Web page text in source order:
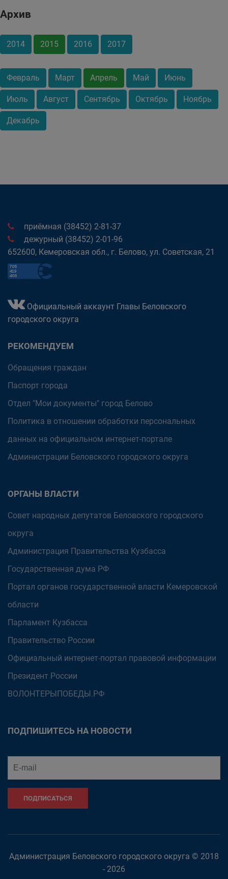
Архив
2014 2015 2016 2017
Февраль Март Апрель Май Июнь
Июль Август Сентябрь Октябрь Ноябрь
Декабрь
приёмная (38452) 2-81-37
дежурный (38452) 2-01-96
652600, Кемеровская обл., г. Белово, ул. Советская, 21
Официальный аккаунт Главы Беловского
городского округа
РЕКОМЕНДУЕМ
Обращения граждан
Паспорт города
Отдел "Мои документы" город Белово
Политика в отношении обработки персональных
данных на официальном интернет-портале
Администрации Беловского городского округа
ОРГАНЫ ВЛАСТИ
Совет народных депутатов Беловского городского
округа
Администрация Правительства Кузбасса
Государственная дума РФ
Портал органов государственной власти Кемеровской
области
Парламент Кузбасса
Правительство России
Официальный интернет-портал правовой информации
Президент России
ВОЛОНТЕРЫПОБЕДЫ.РФ
ПОДПИШИТЕСЬ НА НОВОСТИ
ПОДПИСАТЬСЯ
Администрация Беловского городского округа © 2018
- 2026